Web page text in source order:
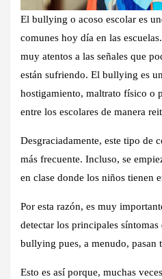
El bullying o acoso escolar es
comunes hoy día en las
muy atentos a las señales que
están sufriendo. El bullying es
hostigamiento, maltrato físico o
entre los escolares de manera
Desgraciadamente, este tipo de
más frecuente. Incluso, se
en clase donde los niños tienen
Por esta razón, es muy
detectar los principales
bullying pues, a menudo, pasan
Esto es así porque, muchas